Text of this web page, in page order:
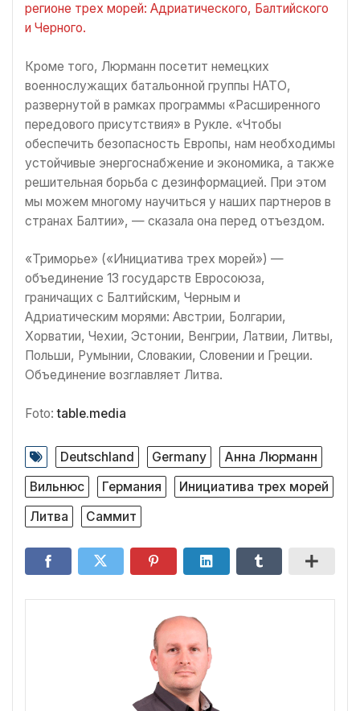
регионе трех морей: Адриатического, Балтийского
и Черного.
Кроме того, Люрманн посетит немецких
военнослужащих батальонной группы НАТО,
развернутой в рамках программы «Расширенного
передового присутствия» в Рукле. «Чтобы
обеспечить безопасность Европы, нам необходимы
устойчивые энергоснабжение и экономика, а также
решительная борьба с дезинформацией. При этом
мы можем многому научиться у наших партнеров в
странах Балтии», — сказала она перед отъездом.
«Триморье» («Инициатива трех морей») —
объединение 13 государств Евросоюза,
граничащих с Балтийским, Черным и
Адриатическим морями: Австрии, Болгарии,
Хорватии, Чехии, Эстонии, Венгрии, Латвии, Литвы,
Польши, Румынии, Словакии, Словении и Греции.
Объединение возглавляет Литва.
Foto:table.media
Deutschland Germany
Анна Люрманн
Вильнюс
Германия
Инициатива трех морей
Литва
Саммит